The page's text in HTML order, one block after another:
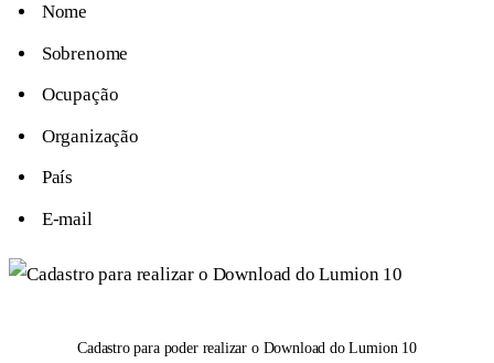
Nome
Sobrenome
Ocupação
Organização
País
E-mail
Cadastro para poder realizar o Download do Lumion 10